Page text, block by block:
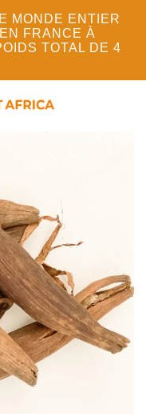
MONDE ENTIER
FRANCE À
TOTAL DE 4